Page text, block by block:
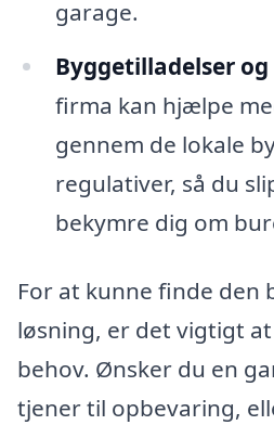
garage.
Byggetilladelser
firma kan hjælpe
gennem de lokale
regulativer, så du
bekymre dig om
For at kunne finde den
løsning, er det vigtigt
behov. Ønsker du en
tjener til opbevaring,